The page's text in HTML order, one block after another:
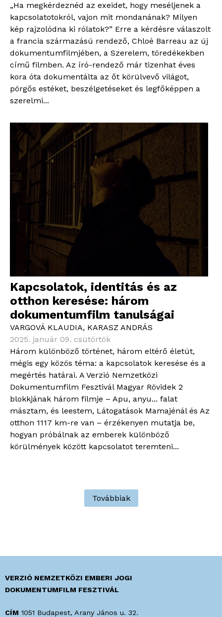
„Ha megkérdeznéd az exeidet, hogy meséljenek a
kapcsolatotokról, vajon mit mondanának? Milyen
kép rajzolódna ki rólatok?” Erre a kérdésre válaszolt
a francia származású rendező, Chloé Barreau az új
dokumentumfilmjében, a Szerelem, töredékekben
című filmben. Az író-rendező már tizenhat éves
kora óta dokumentálta az őt körülvevő világot,
pörgős estéket, beszélgetéseket és legfőképpen a
szerelmi...
Kapcsolatok, identitás és az
otthon keresése: három
dokumentumfilm tanulságai
VARGOVÁ KLAUDIA, KARASZ ANDRÁS
2025. január 09. csütörtök
Három különböző történet, három eltérő életút,
mégis egy közös téma: a kapcsolatok keresése és a
megértés határai. A Verzió Nemzetközi
Dokumentumfilm Fesztivál Magyar Rövidek 2
blokkjának három filmje – Apu, anyu... falat
másztam, és leestem, Látogatások Mamajénál és Az
otthon 1117 km-re van – érzékenyen mutatja be,
hogyan próbálnak az emberek különböző
körülmények között kapcsolatot teremteni...
Továbbiak
VERZIÓ NEMZETKÖZI EMBERI JOGI
DOKUMENTUMFILM FESZTIVÁL
CÍM 1051 Budapest, Arany János u. 32.